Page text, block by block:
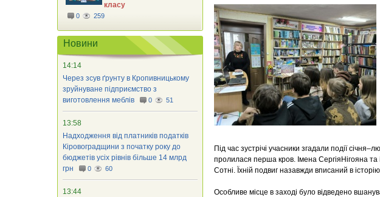
Під час зустрічі учасники згадали події
пролилася перша кров. Імена СергіяНігояна
Сотні. Їхній подвиг назавжди вписаний в
Особливе місце в заході було відведено
класу
0 259
Новини
14:14
Через зсув ґрунту в Кропивницькому
зруйнуване підприємство з
виготовлення меблів
0 51
13:58
Надходження від платників податків
Кіровоградщини з початку року до
бюджетів усіх рівнів більше 14 млрд
грн
0 60
13:44